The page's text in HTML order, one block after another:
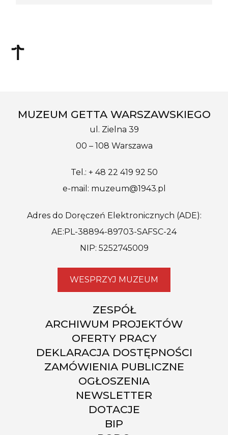
MUZEUM GETTA WARSZAWSKIEGO
ul. Zielna 39
00 – 108 Warszawa
Tel.: + 48 22 419 92 50
e-mail: muzeum@1943.pl
Adres do Doręczeń Elektronicznych (ADE):
AE:PL-38894-89703-SAFSC-24
NIP: 5252745009
WESPRZYJ MUZEUM
ZESPÓŁ
ARCHIWUM PROJEKTÓW
OFERTY PRACY
DEKLARACJA DOSTĘPNOŚCI
ZAMÓWIENIA PUBLICZNE
OGŁOSZENIA
NEWSLETTER
DOTACJE
BIP